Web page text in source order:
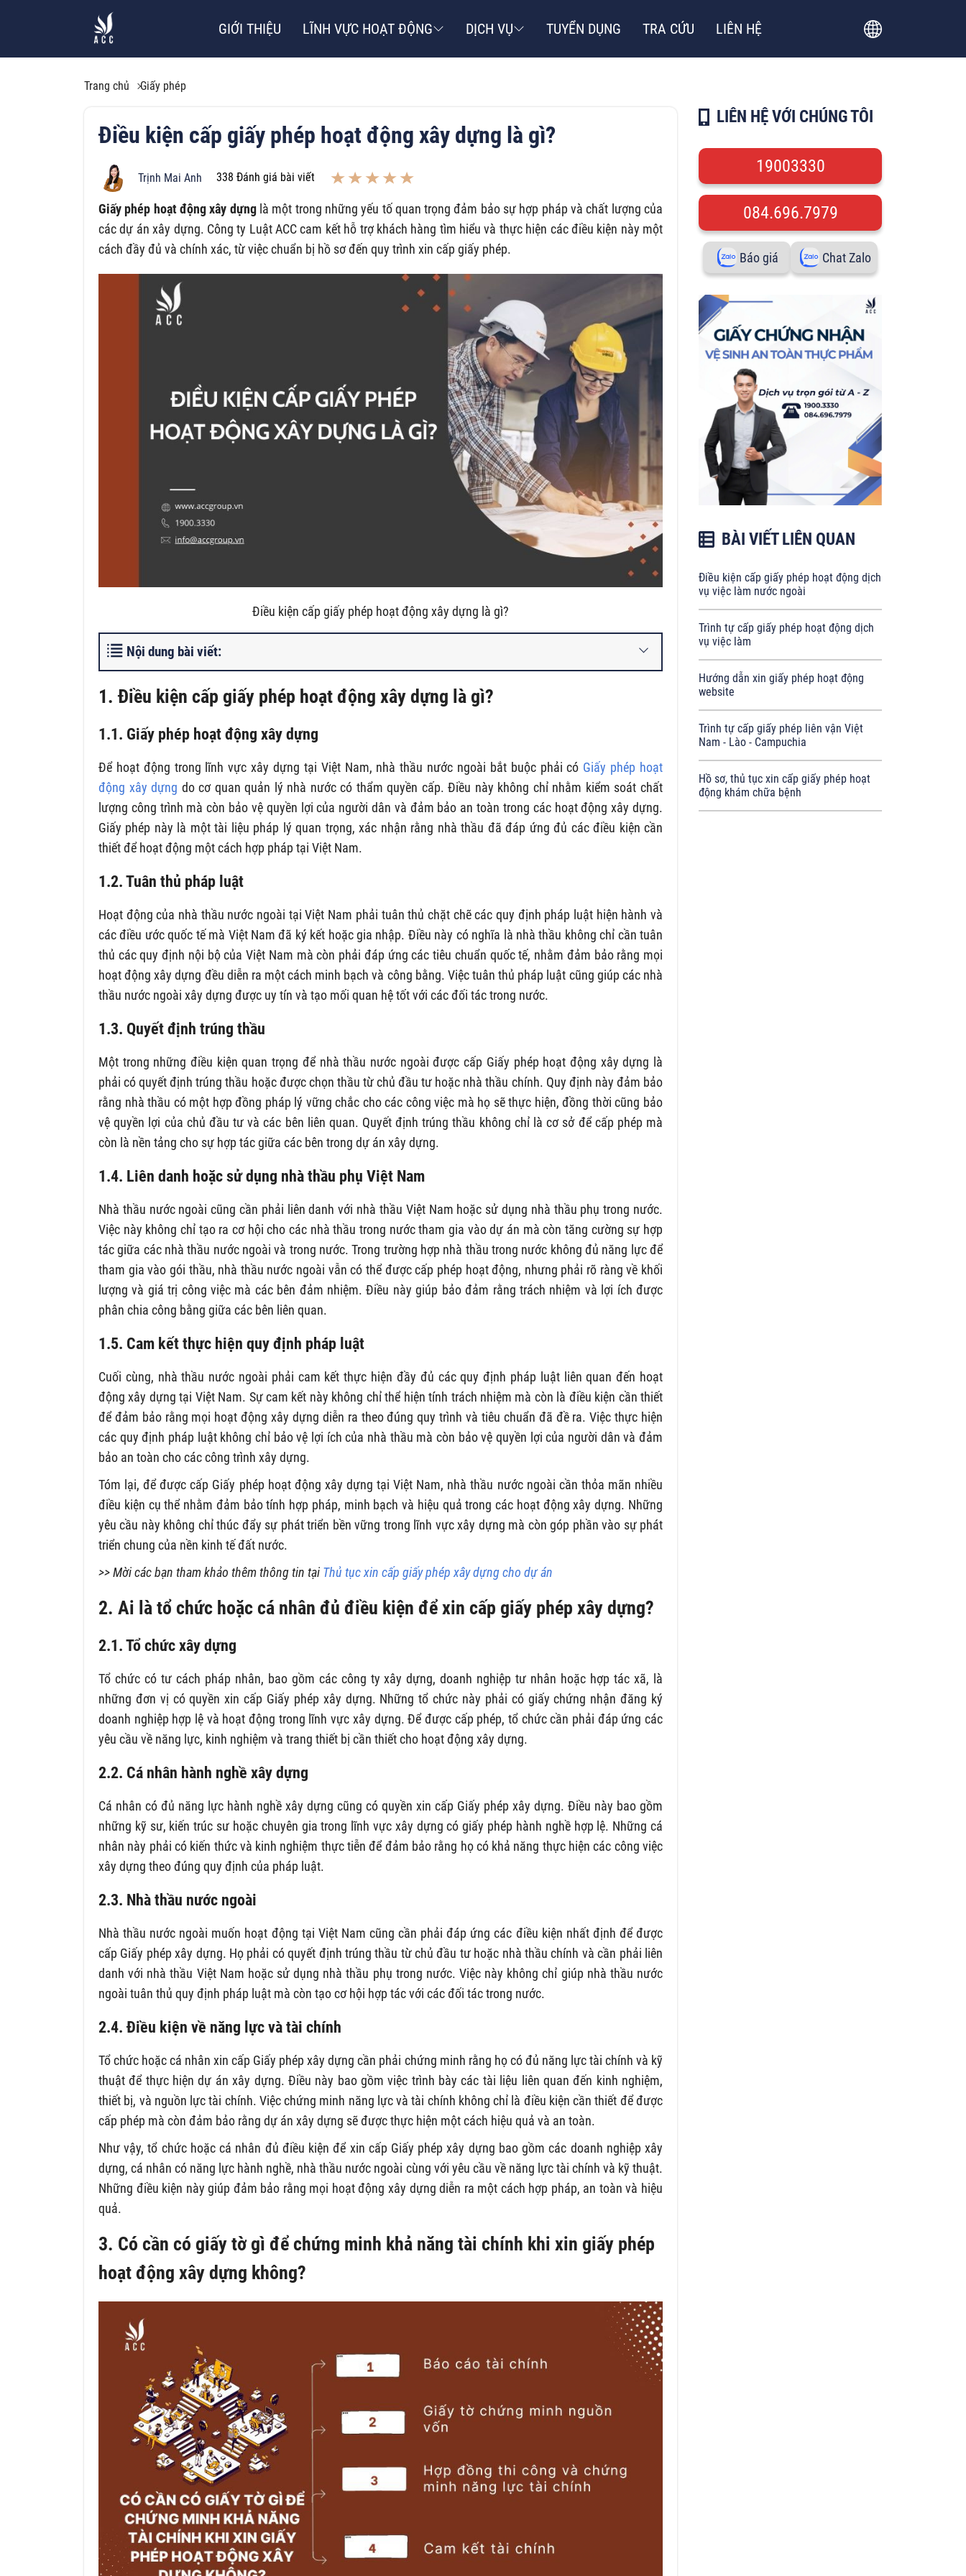
GIỚI THIỆU LĨNH VỰC HOẠT ĐỘNG DỊCH VỤ TUYỂN DỤNG TRA CỨU LIÊN HỆ
Trang chủ Giấy phép
Điều kiện cấp giấy phép hoạt động xây dựng là gì?
Trịnh Mai Anh 338 Đánh giá bài viết
Giấy phép hoạt động xây dựng là một trong những yếu tố quan trọng đảm bảo sự hợp pháp và chất lượng của
các dự án xây dựng. Công ty Luật ACC cam kết hỗ trợ khách hàng tìm hiểu và thực hiện các điều kiện này một
cách đầy đủ và chính xác, từ việc chuẩn bị hồ sơ đến quy trình xin cấp giấy phép.
Điều kiện cấp giấy phép hoạt động xây dựng là gì?
Nội dung bài viết:
1. Điều kiện cấp giấy phép hoạt động xây dựng là gì?
1.1. Giấy phép hoạt động xây dựng
Để hoạt động trong lĩnh vực xây dựng tại Việt Nam, nhà thầu nước ngoài bắt buộc phải có Giấy phép hoạt
động xây dựng do cơ quan quản lý nhà nước có thẩm quyền cấp. Điều này không chỉ nhằm kiểm soát chất
lượng công trình mà còn bảo vệ quyền lợi của người dân và đảm bảo an toàn trong các hoạt động xây dựng.
Giấy phép này là một tài liệu pháp lý quan trọng, xác nhận rằng nhà thầu đã đáp ứng đủ các điều kiện cần
thiết để hoạt động một cách hợp pháp tại Việt Nam.
1.2. Tuân thủ pháp luật
Hoạt động của nhà thầu nước ngoài tại Việt Nam phải tuân thủ chặt chẽ các quy định pháp luật hiện hành và
các điều ước quốc tế mà Việt Nam đã ký kết hoặc gia nhập. Điều này có nghĩa là nhà thầu không chỉ cần tuân
thủ các quy định nội bộ của Việt Nam mà còn phải đáp ứng các tiêu chuẩn quốc tế, nhằm đảm bảo rằng mọi
hoạt động xây dựng đều diễn ra một cách minh bạch và công bằng. Việc tuân thủ pháp luật cũng giúp các nhà
thầu nước ngoài xây dựng được uy tín và tạo mối quan hệ tốt với các đối tác trong nước.
1.3. Quyết định trúng thầu
Một trong những điều kiện quan trọng để nhà thầu nước ngoài được cấp Giấy phép hoạt động xây dựng là
phải có quyết định trúng thầu hoặc được chọn thầu từ chủ đầu tư hoặc nhà thầu chính. Quy định này đảm bảo
rằng nhà thầu có một hợp đồng pháp lý vững chắc cho các công việc mà họ sẽ thực hiện, đồng thời cũng bảo
vệ quyền lợi của chủ đầu tư và các bên liên quan. Quyết định trúng thầu không chỉ là cơ sở để cấp phép mà
còn là nền tảng cho sự hợp tác giữa các bên trong dự án xây dựng.
1.4. Liên danh hoặc sử dụng nhà thầu phụ Việt Nam
Nhà thầu nước ngoài cũng cần phải liên danh với nhà thầu Việt Nam hoặc sử dụng nhà thầu phụ trong nước.
Việc này không chỉ tạo ra cơ hội cho các nhà thầu trong nước tham gia vào dự án mà còn tăng cường sự hợp
tác giữa các nhà thầu nước ngoài và trong nước. Trong trường hợp nhà thầu trong nước không đủ năng lực để
tham gia vào gói thầu, nhà thầu nước ngoài vẫn có thể được cấp phép hoạt động, nhưng phải rõ ràng về khối
lượng và giá trị công việc mà các bên đảm nhiệm. Điều này giúp bảo đảm rằng trách nhiệm và lợi ích được
phân chia công bằng giữa các bên liên quan.
1.5. Cam kết thực hiện quy định pháp luật
Cuối cùng, nhà thầu nước ngoài phải cam kết thực hiện đầy đủ các quy định pháp luật liên quan đến hoạt
động xây dựng tại Việt Nam. Sự cam kết này không chỉ thể hiện tính trách nhiệm mà còn là điều kiện cần thiết
để đảm bảo rằng mọi hoạt động xây dựng diễn ra theo đúng quy trình và tiêu chuẩn đã đề ra. Việc thực hiện
các quy định pháp luật không chỉ bảo vệ lợi ích của nhà thầu mà còn bảo vệ quyền lợi của người dân và đảm
bảo an toàn cho các công trình xây dựng.
Tóm lại, để được cấp Giấy phép hoạt động xây dựng tại Việt Nam, nhà thầu nước ngoài cần thỏa mãn nhiều
điều kiện cụ thể nhằm đảm bảo tính hợp pháp, minh bạch và hiệu quả trong các hoạt động xây dựng. Những
yêu cầu này không chỉ thúc đẩy sự phát triển bền vững trong lĩnh vực xây dựng mà còn góp phần vào sự phát
triển chung của nền kinh tế đất nước.
>> Mời các bạn tham khảo thêm thông tin tại Thủ tục xin cấp giấy phép xây dựng cho dự án
2. Ai là tổ chức hoặc cá nhân đủ điều kiện để xin cấp giấy phép xây dựng?
2.1. Tổ chức xây dựng
Tổ chức có tư cách pháp nhân, bao gồm các công ty xây dựng, doanh nghiệp tư nhân hoặc hợp tác xã, là
những đơn vị có quyền xin cấp Giấy phép xây dựng. Những tổ chức này phải có giấy chứng nhận đăng ký
doanh nghiệp hợp lệ và hoạt động trong lĩnh vực xây dựng. Để được cấp phép, tổ chức cần phải đáp ứng các
yêu cầu về năng lực, kinh nghiệm và trang thiết bị cần thiết cho hoạt động xây dựng.
2.2. Cá nhân hành nghề xây dựng
Cá nhân có đủ năng lực hành nghề xây dựng cũng có quyền xin cấp Giấy phép xây dựng. Điều này bao gồm
những kỹ sư, kiến trúc sư hoặc chuyên gia trong lĩnh vực xây dựng có giấy phép hành nghề hợp lệ. Những cá
nhân này phải có kiến thức và kinh nghiệm thực tiễn để đảm bảo rằng họ có khả năng thực hiện các công việc
xây dựng theo đúng quy định của pháp luật.
2.3. Nhà thầu nước ngoài
Nhà thầu nước ngoài muốn hoạt động tại Việt Nam cũng cần phải đáp ứng các điều kiện nhất định để được
cấp Giấy phép xây dựng. Họ phải có quyết định trúng thầu từ chủ đầu tư hoặc nhà thầu chính và cần phải liên
danh với nhà thầu Việt Nam hoặc sử dụng nhà thầu phụ trong nước. Việc này không chỉ giúp nhà thầu nước
ngoài tuân thủ quy định pháp luật mà còn tạo cơ hội hợp tác với các đối tác trong nước.
2.4. Điều kiện về năng lực và tài chính
Tổ chức hoặc cá nhân xin cấp Giấy phép xây dựng cần phải chứng minh rằng họ có đủ năng lực tài chính và kỹ
thuật để thực hiện dự án xây dựng. Điều này bao gồm việc trình bày các tài liệu liên quan đến kinh nghiệm,
thiết bị, và nguồn lực tài chính. Việc chứng minh năng lực và tài chính không chỉ là điều kiện cần thiết để được
cấp phép mà còn đảm bảo rằng dự án xây dựng sẽ được thực hiện một cách hiệu quả và an toàn.
Như vậy, tổ chức hoặc cá nhân đủ điều kiện để xin cấp Giấy phép xây dựng bao gồm các doanh nghiệp xây
dựng, cá nhân có năng lực hành nghề, nhà thầu nước ngoài cùng với yêu cầu về năng lực tài chính và kỹ thuật.
Những điều kiện này giúp đảm bảo rằng mọi hoạt động xây dựng diễn ra một cách hợp pháp, an toàn và hiệu
quả.
3. Có cần có giấy tờ gì để chứng minh khả năng tài chính khi xin giấy phép
hoạt động xây dựng không?
LIÊN HỆ VỚI CHÚNG TÔI
19003330
084.696.7979
Báo giá Chat Zalo
BÀI VIẾT LIÊN QUAN
Điều kiện cấp giấy phép hoạt động dịch
vụ việc làm nước ngoài
Trình tự cấp giấy phép hoạt động dịch
vụ việc làm
Hướng dẫn xin giấy phép hoạt động
website
Trình tự cấp giấy phép liên vận Việt
Nam - Lào - Campuchia
Hồ sơ, thủ tục xin cấp giấy phép hoạt
động khám chữa bệnh